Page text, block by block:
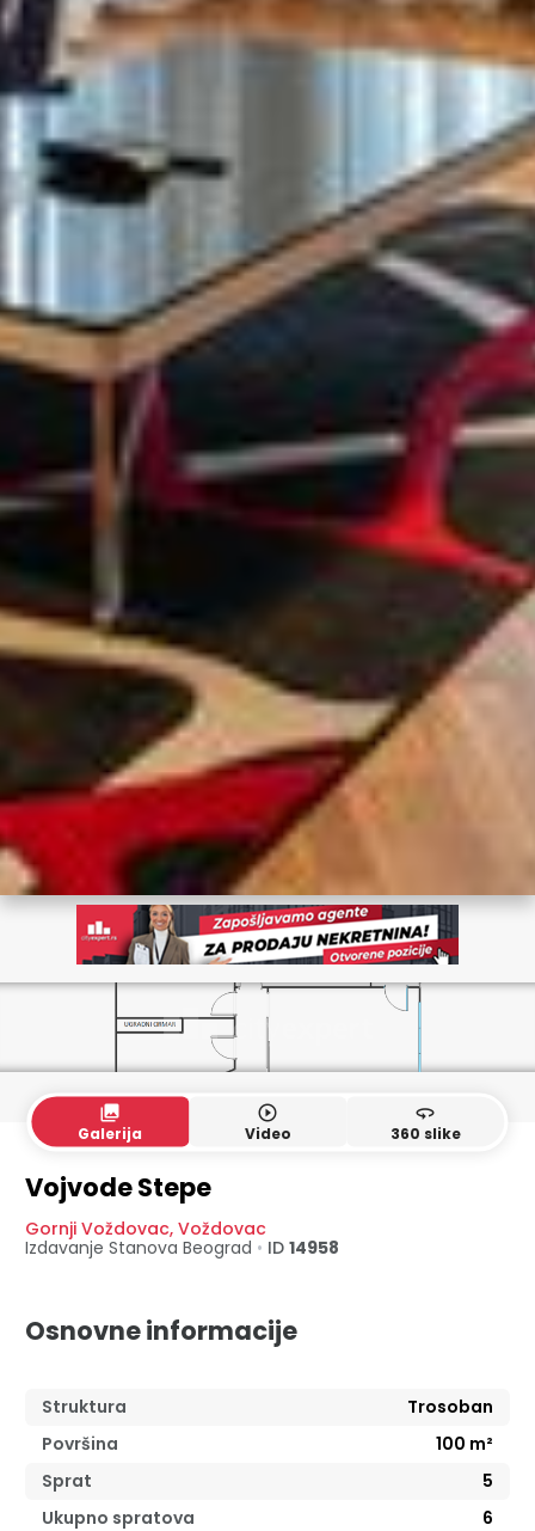
collections
Galerija
play_circle_outline
Video
360
360 slike
Vojvode Stepe
Gornji Voždovac, Voždovac
Izdavanje Stanova Beograd • ID 14958
Osnovne informacije
Struktura
Trosoban
Površina
100 m²
Sprat
5
Ukupno spratova
6